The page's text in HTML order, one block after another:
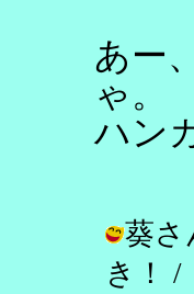
あー
ゃ。
ハン
葵さ
き！ /